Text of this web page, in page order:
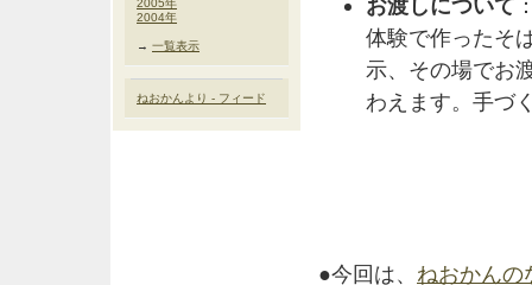
2005年
2004年
→ 一覧表示
ねおかんより - フィード
お渡しについて
体験で作ったそ
示、その場でお
わえます。手づ
●今回は、 ねおかんの